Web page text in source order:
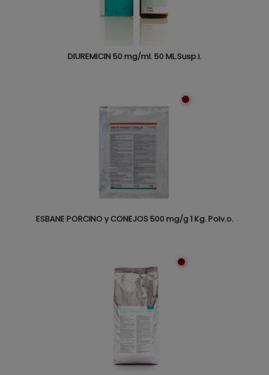
DIUREMICIN 50 mg/ml. 50 ML.Susp.i.
ESBANE PORCINO y CONEJOS 500 mg/g 1 Kg. Polv.o.